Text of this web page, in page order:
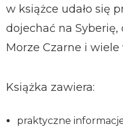
w książce udało się
dojechać na
Morze Czarne i wiele
Książka zawiera:
praktyczne